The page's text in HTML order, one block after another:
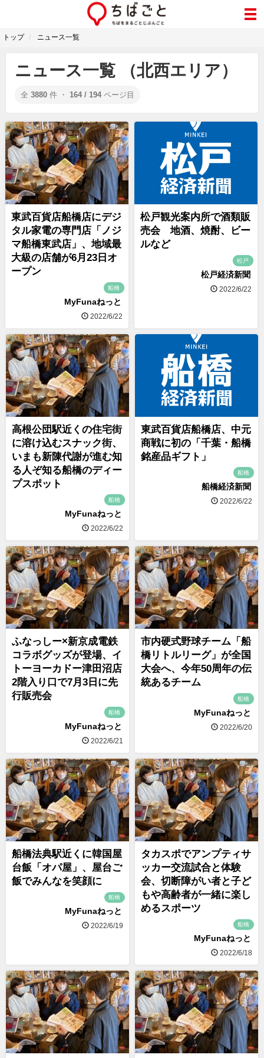
トップ ニュース一覧
ニュース一覧 （北西エリア）
全 3880 件 ・ 164 / 194 ページ目
東武百貨店船橋店にデジ
タル家電の専門店「ノジ
マ船橋東武店」、地域最
大級の店舗が6月23日オ
ープン
船橋
MyFunaねっと
2022/6/22
松戸観光案内所で酒類販
売会 地酒、焼酎、ビー
ルなど
松戸
松戸経済新聞
2022/6/22
高根公団駅近くの住宅街
に溶け込むスナック街、
いまも新陳代謝が進む知
る人ぞ知る船橋のディー
プスポット
船橋
MyFunaねっと
2022/6/22
東武百貨店船橋店、中元
商戦に初の「千葉・船橋
銘産品ギフト」
船橋
船橋経済新聞
2022/6/22
ふなっしー×新京成電鉄
コラボグッズが登場、イ
トーヨーカドー津田沼店
2階入り口で7月3日に先
行販売会
船橋
MyFunaねっと
2022/6/21
市内硬式野球チーム「船
橋リトルリーグ」が全国
大会へ、今年50周年の伝
統あるチーム
船橋
MyFunaねっと
2022/6/20
船橋法典駅近くに韓国屋
台飯「オパ屋」、屋台ご
飯でみんなを笑顔に
船橋
MyFunaねっと
2022/6/19
タカスポでアンプティサ
ッカー交流試合と体験
会、切断障がい者と子ど
もや高齢者が一緒に楽し
めるスポーツ
船橋
MyFunaねっと
2022/6/18